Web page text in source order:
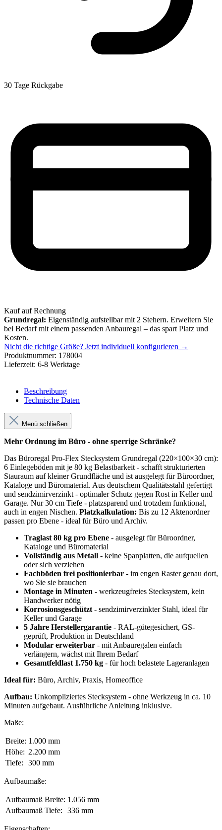
30 Tage Rückgabe
Kauf auf Rechnung
Grundregal: Eigenständig aufstellbar mit 2 Stehern. Erweitern Sie
bei Bedarf mit einem passenden Anbauregal – das spart Platz und
Kosten.
Nicht die richtige Größe? Jetzt individuell konfigurieren →
Produktnummer: 178004
Lieferzeit: 6-8 Werktage
Beschreibung
Technische Daten
Menü schließen
Mehr Ordnung im Büro - ohne sperrige Schränke?
Das Büroregal Pro-Flex Stecksystem Grundregal (220×100×30 cm):
6 Einlegeböden mit je 80 kg Belastbarkeit - schafft strukturierten
Stauraum auf kleiner Grundfläche und ist ausgelegt für Büroordner,
Kataloge und Büromaterial. Aus deutschem Qualitätsstahl gefertigt
und sendzimirverzinkt - optimaler Schutz gegen Rost in Keller und
Garage. Nur 30 cm Tiefe - platzsparend und trotzdem funktional,
auch in engen Nischen. Platzkalkulation: Bis zu 12 Aktenordner
passen pro Ebene - ideal für Büro und Archiv.
Traglast 80 kg pro Ebene - ausgelegt für Büroordner,
Kataloge und Büromaterial
Vollständig aus Metall - keine Spanplatten, die aufquellen
oder sich verziehen
Fachböden frei positionierbar - im engen Raster genau dort,
wo Sie sie brauchen
Montage in Minuten - werkzeugfreies Stecksystem, kein
Handwerker nötig
Korrosionsgeschützt- sendzimirverzinkter Stahl, ideal für
Keller und Garage
5 Jahre Herstellergarantie - RAL-gütegesichert, GS-
geprüft, Produktion in Deutschland
Modular erweiterbar - mit Anbauregalen einfach
verlängern, wächst mit Ihrem Bedarf
Gesamtfeldlast 1.750 kg - für hoch belastete Lageranlagen
Ideal für: Büro, Archiv, Praxis, Homeoffice
Aufbau: Unkompliziertes Stecksystem - ohne Werkzeug in ca. 10
Minuten aufgebaut. Ausführliche Anleitung inklusive.
Maße:
Breite: 1.000 mm
Höhe: 2.200 mm
Tiefe:
300 mm
Aufbaumaße:
Aufbaumaß Breite: 1.056 mm
Aufbaumaß Tiefe:
336 mm